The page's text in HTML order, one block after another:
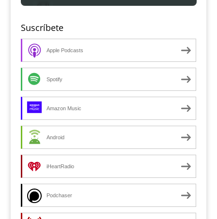
Suscríbete
Apple Podcasts
Spotify
Amazon Music
Android
iHeartRadio
Podchaser